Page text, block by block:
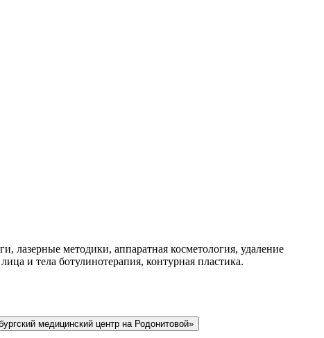
лазерные методики, аппаратная косметология, удаление
и тела ботулинотерапия, контурная пластика.
медицинский центр на Родонитовой»